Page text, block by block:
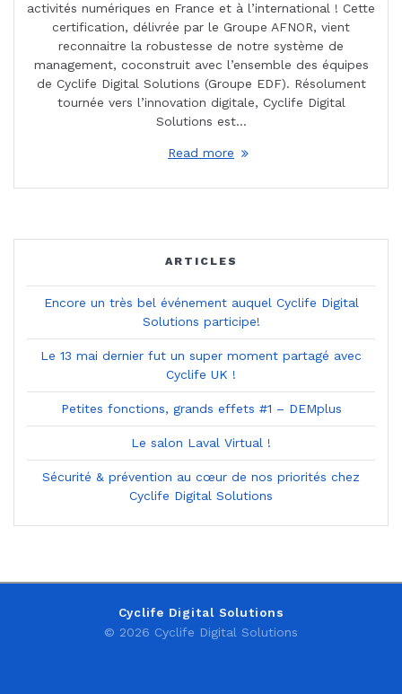
activités numériques en France et à l’international ! Cette
certification, délivrée par le Groupe AFNOR, vient
reconnaitre la robustesse de notre système de
management, coconstruit avec l’ensemble des équipes
de Cyclife Digital Solutions (Groupe EDF). Résolument
tournée vers l’innovation digitale, Cyclife Digital
Solutions est…
Read more
ARTICLES
Encore un très bel événement auquel Cyclife Digital
Solutions participe!
Le 13 mai dernier fut un super moment partagé avec
Cyclife UK !
Petites fonctions, grands effets #1 – DEMplus
Le salon Laval Virtual !
Sécurité & prévention au cœur de nos priorités chez
Cyclife Digital Solutions
Cyclife Digital Solutions
© 2026 Cyclife Digital Solutions